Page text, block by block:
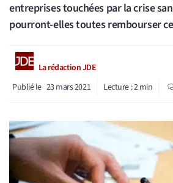
entreprises touchées par la crise
pourront-elles toutes rembourser
La rédaction JDE
Publié le 23 mars 2021 Lecture :2min